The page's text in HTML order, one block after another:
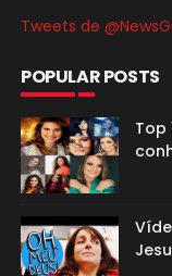
Tweets de
POPULAR POSTS
Top